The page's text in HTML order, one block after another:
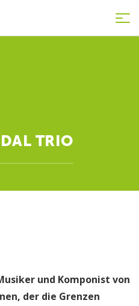
TRIO
und Komponist von
der die Grenzen